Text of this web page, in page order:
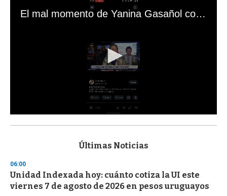
El mal momento de Yanina Gasañol con un hincha argentino en "Subrayado"
s
d
s
o
f
Últimas Noticias
06:00
Unidad Indexada hoy: cuánto cotiza la UI este
viernes 7 de agosto de 2026 en pesos uruguayos